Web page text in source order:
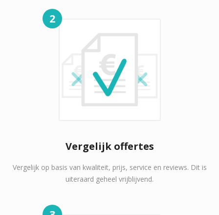
2
Vergelijk offertes
Vergelijk op basis van kwaliteit, prijs, service en reviews. Dit is
uiteraard geheel vrijblijvend.